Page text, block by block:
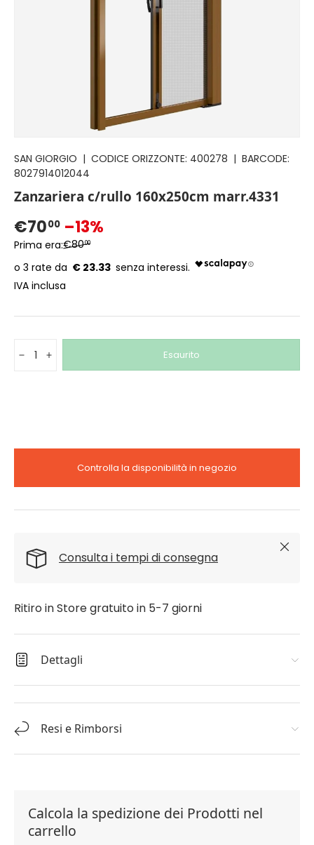
SAN GIORGIO | CODICE ORIZZONTE: 400278 | BARCODE:
8027914012044
Zanzariera c/rullo 160x250cm marr.4331
€7000 –13%
Prima era:€8000
€ 23.33
IVA inclusa
-
+ Esaurito
Controlla la disponibilità in negozio
Consulta i tempi di consegna
Chiudi
Ritiro in Store gratuito in 5-7 giorni
Dettagli
Resi e Rimborsi
Calcola la spedizione dei Prodotti nel
carrello